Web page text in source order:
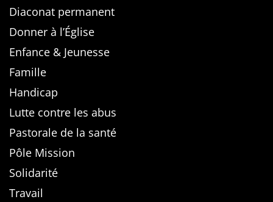
Diaconat permanent
Donner à l’Église
Enfance & Jeunesse
Famille
Handicap
Lutte contre les abus
Pastorale de la santé
Pôle Mission
Solidarité
Travail